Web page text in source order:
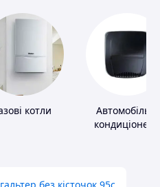
котли
Автомобільні
кондиціонери